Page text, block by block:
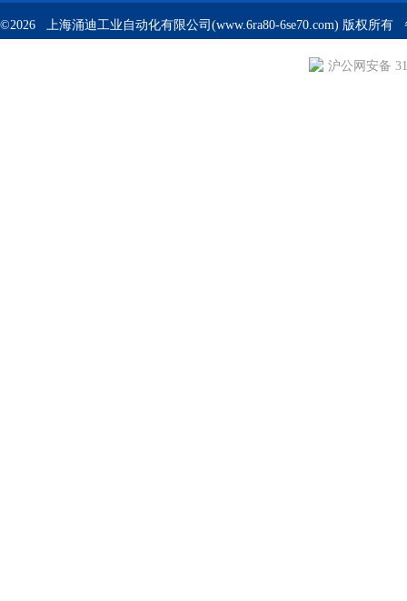
©2026 上海涌迪工业自动化有限公司(www.6ra80-6se70.com) 版权所有
沪公网安备